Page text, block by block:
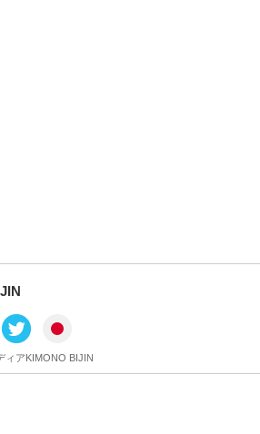
ィアKIMONO BIJIN